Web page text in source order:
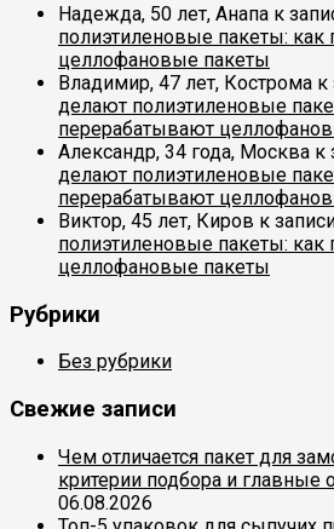
Надежда, 50 лет, Анапа к
полиэтиленовые пакеты:
целлофановые пакеты
Владимир, 47 лет, Кострома к
делают полиэтиленовые
перерабатывают
Александр, 34 года, Москва к
делают полиэтиленовые
перерабатывают
Виктор, 45 лет, Киров к
полиэтиленовые пакеты:
целлофановые пакеты
Рубрики
Без рубрики
Свежие записи
Чем отличается пакет для
критерии подбора и главные
06.08.2026